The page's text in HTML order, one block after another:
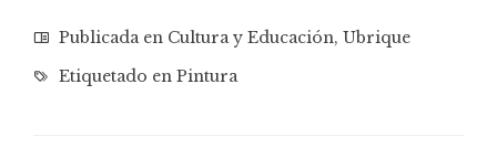
Publicada en Cultura y Educación, Ubrique
Etiquetado en Pintura